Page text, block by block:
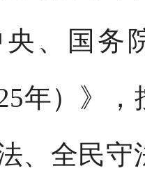
央、国务
年）》
、全民